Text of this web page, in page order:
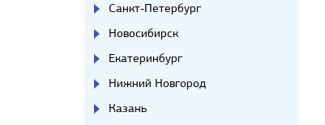
Санкт-Петербург
Новосибирск
Екатеринбург
Нижний Новгород
Казань